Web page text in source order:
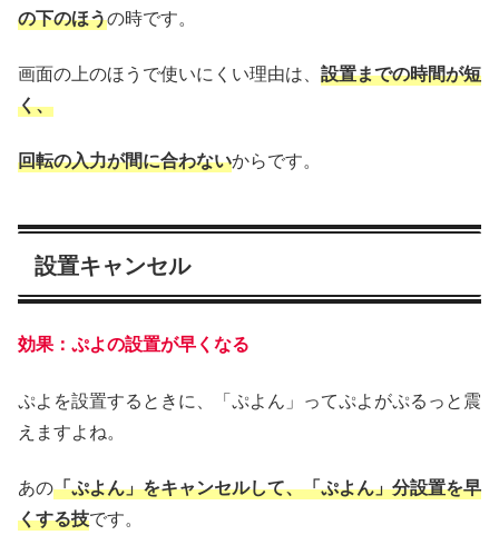
の下のほうの時です。
画面の上のほうで使いにくい理由は、 設置までの時間が短
く、
回転の入力が間に合わないからです。
設置キャンセル
効果：ぷよの設置が早くなる
ぷよを設置するときに、「ぷよん」ってぷよがぷるっと震
えますよね。
あの「ぷよん」をキャンセルして、「ぷよん」分設置を早
くする技です。